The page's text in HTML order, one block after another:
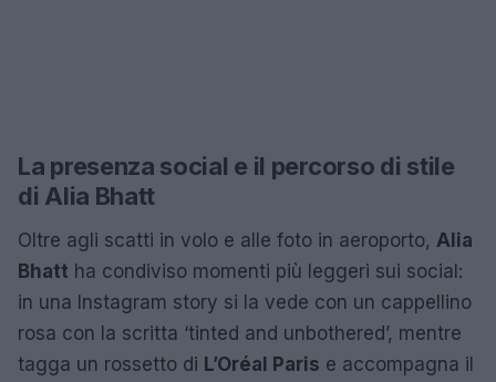
La presenza social e il percorso di stile
di Alia Bhatt
Oltre agli scatti in volo e alle foto in aeroporto, Alia
Bhatt ha condiviso momenti più leggeri sui social:
in una Instagram story si la vede con un cappellino
rosa con la scritta ‘tinted and unbothered’, mentre
tagga un rossetto di L’Oréal Paris e accompagna il